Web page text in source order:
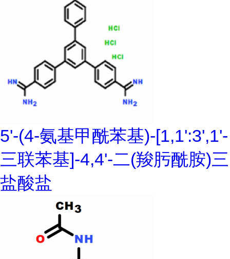
5'-(4-氨基甲酰苯基)-[1,1':3',1'-
三联苯基]-4,4'-二(羧肟酰胺)三
盐酸盐